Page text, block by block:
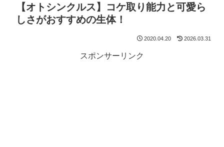
【オトシンクルス】コケ取り能力と可愛ら
しさがおすすめの生体！
2020.04.20 2026.03.31
スポンサーリンク